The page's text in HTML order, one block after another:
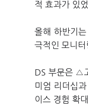
적 효과가 있
올해 하반기
극적인 모니
DS 부문은 △
미엄 리더십
이스 경험 확